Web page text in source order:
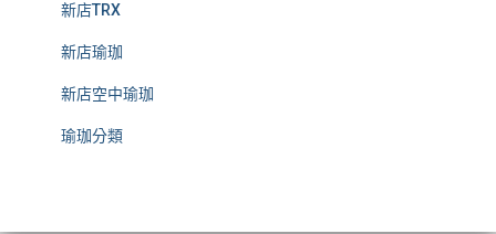
新店TRX
新店瑜珈
新店空中瑜珈
瑜珈分類